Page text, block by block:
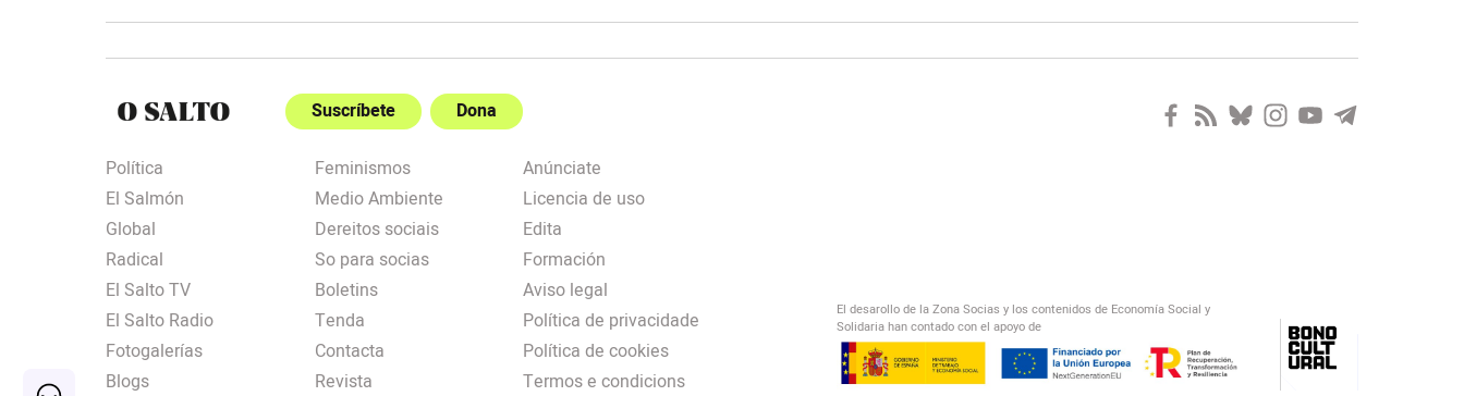
Suscríbete Dona
Política
El Salmón
Global
Radical
El Salto TV
El Salto Radio
Fotogalerías
Blogs
Feminismos
Medio Ambiente
Dereitos sociais
So para socias
Boletins
Tenda
Contacta
Revista
Anúnciate
Licencia de uso
Edita
Formación
Aviso legal
Política de privacidade
Política de cookies
Termos e condicions
El desarollo de la Zona Socias y los contenidos de Economía Social y
Solidaria han contado con el apoyo de